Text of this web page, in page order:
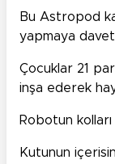
Bu Astropod
yapmaya
Çocuklar 21
inşa ederek
Robotun
Kutunun